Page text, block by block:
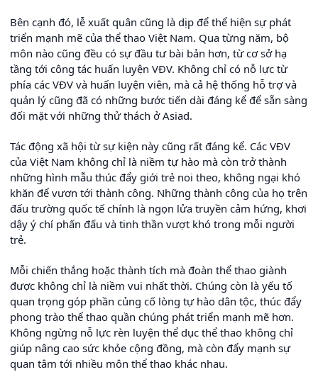
Bên cạnh đó, lễ xuất quân cũng là dịp để thể hiện sự phát
triển mạnh mẽ của thể thao Việt Nam. Qua từng năm, bộ
môn nào cũng đều có sự đầu tư bài bản hơn, từ cơ sở hạ
tầng tới công tác huấn luyện VĐV. Không chỉ có nỗ lực từ
phía các VĐV và huấn luyện viên, mà cả hệ thống hỗ trợ và
quản lý cũng đã có những bước tiến dài đáng kể để sẵn sàng
đối mặt với những thử thách ở Asiad.
Tác động xã hội từ sự kiện này cũng rất đáng kể. Các VĐV
của Việt Nam không chỉ là niềm tự hào mà còn trở thành
những hình mẫu thúc đẩy giới trẻ noi theo, không ngại khó
khăn để vươn tới thành công. Những thành công của họ trên
đấu trường quốc tế chính là ngọn lửa truyền cảm hứng, khơi
dậy ý chí phấn đấu và tinh thần vượt khó trong mỗi người
trẻ.
Mỗi chiến thắng hoặc thành tích mà đoàn thể thao giành
được không chỉ là niềm vui nhất thời. Chúng còn là yếu tố
quan trọng góp phần củng cố lòng tự hào dân tộc, thúc đẩy
phong trào thể thao quần chúng phát triển mạnh mẽ hơn.
Không ngừng nỗ lực rèn luyện thể dục thể thao không chỉ
giúp nâng cao sức khỏe cộng đồng, mà còn đẩy mạnh sự
quan tâm tới nhiều môn thể thao khác nhau.